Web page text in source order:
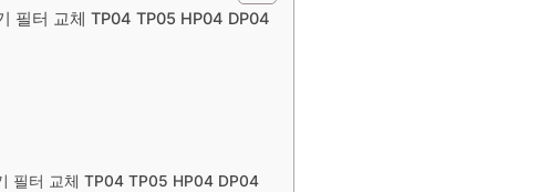
필터 교체 TP04 TP05 HP04 DP04
필터 교체 TP04 TP05 HP04 DP04